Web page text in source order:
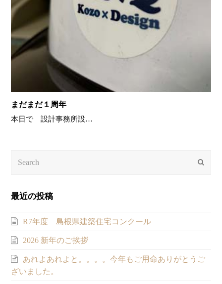
まだまだ１周年
本日で 設計事務所設…
最近の投稿
R7年度 島根県建築住宅コンクール
2026 新年のご挨拶
あれよあれよと。。。。今年もご用命ありがとうご
ざいました。